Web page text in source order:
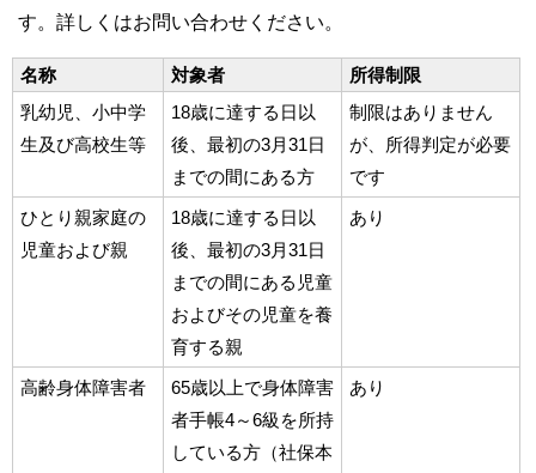
す。詳しくはお問い合わせください。
名称 対象者
所得制限
乳幼児、小中学
生及び高校生等
18歳に達する日以
後、最初の3月31日
までの間にある方
制限はありません
が、所得判定が必要
です
ひとり親家庭の
児童および親
18歳に達する日以
後、最初の3月31日
までの間にある児童
およびその児童を養
育する親
あり
高齢身体障害者
65歳以上で身体障害
者手帳4～6級を所持
している方（社保本
あり